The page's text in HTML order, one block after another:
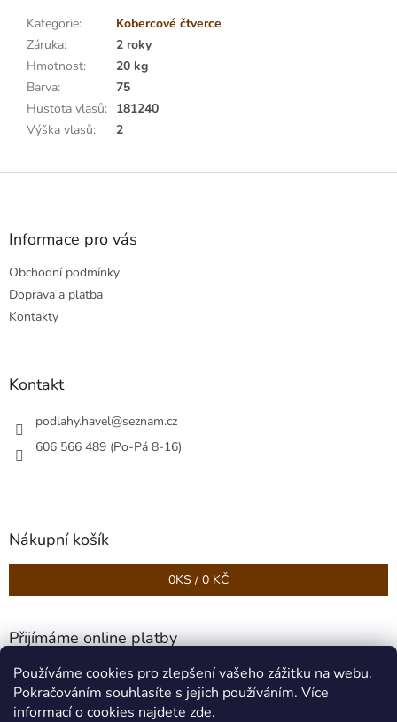
Používáme cookies pro zlepšení vašeho zážitku na webu.
Pokračováním souhlasíte s jejich používáním. Více
informací o cookies najdete zde.
Kategorie:
Kobercové čtverce
Záruka:
2 roky
Hmotnost:
20 kg
Barva:
75
Hustota vlasů: 181240
Výška vlasů: 2
Z
Informace pro vás
Obchodní podmínky
Doprava a platba
Kontakty
Kontakt
podlahy.havel@seznam.cz
606 566 489 (Po-Pá 8-16)
Nákupní košík
0KS / 0 KČ
Přijímáme online platby